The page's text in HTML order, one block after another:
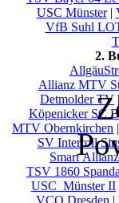
USC Münster|
VfB Suhl
2.
Allianz MTV
Detmolder TV
Köpenicker SC
MTV Obernkirchen
SV Interroll
Smart
TSV 1860
USC_Münster II
VCO Dresden |